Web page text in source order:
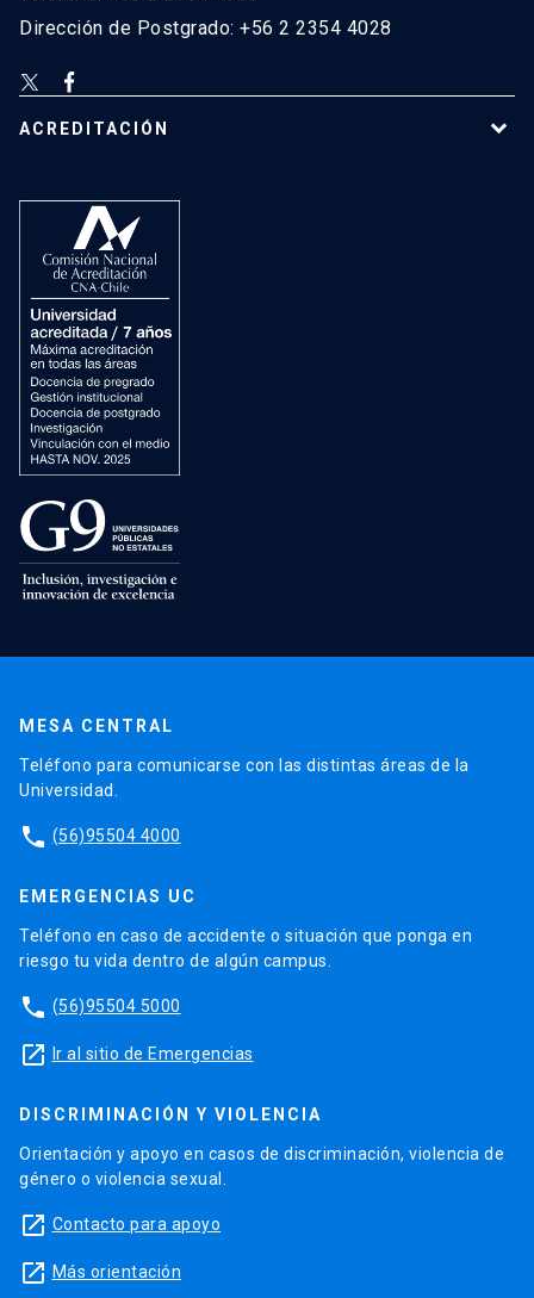
Dirección de Postgrado: +56 2 2354 4028
ACREDITACIÓN
MESA CENTRAL
Teléfono para comunicarse con las distintas áreas de la
Universidad.
phone (56)95504 4000
EMERGENCIAS UC
Teléfono en caso de accidente o situación que ponga en
riesgo tu vida dentro de algún campus.
phone (56)95504 5000
launch Ir al sitio de Emergencias
DISCRIMINACIÓN Y VIOLENCIA
Orientación y apoyo en casos de discriminación, violencia de
género o violencia sexual.
launch Contacto para apoyo
launch Más orientación